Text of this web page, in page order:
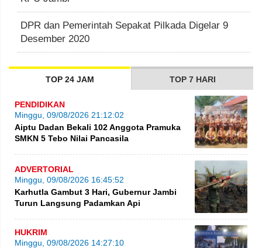
DPR dan Pemerintah Sepakat Pilkada Digelar 9
Desember 2020
TOP 24 JAM TOP 7 HARI
PENDIDIKAN
Minggu, 09/08/2026 21:12:02
Aiptu Dadan Bekali 102 Anggota Pramuka
SMKN 5 Tebo Nilai Pancasila
ADVERTORIAL
Minggu, 09/08/2026 16:45:52
Karhutla Gambut 3 Hari, Gubernur Jambi
Turun Langsung Padamkan Api
HUKRIM
Minggu, 09/08/2026 14:27:10